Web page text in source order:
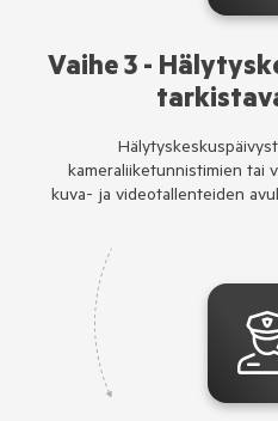
Vaihe 3 -
kameraliiketunnistimien tai
kuva- ja videotallenteiden